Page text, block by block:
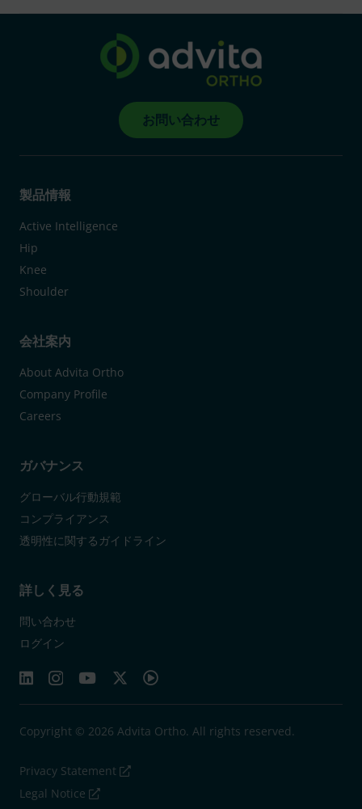
お問い合わせ
製品情報
Active Intelligence
Hip
Knee
Shoulder
会社案内
About Advita Ortho
Company Profile
Careers
ガバナンス
グローバル行動規範
コンプライアンス
透明性に関するガイドライン
詳しく見る
問い合わせ
ログイン
Copyright © 2026 Advita Ortho. All rights reserved.
Privacy Statement
Legal Notice